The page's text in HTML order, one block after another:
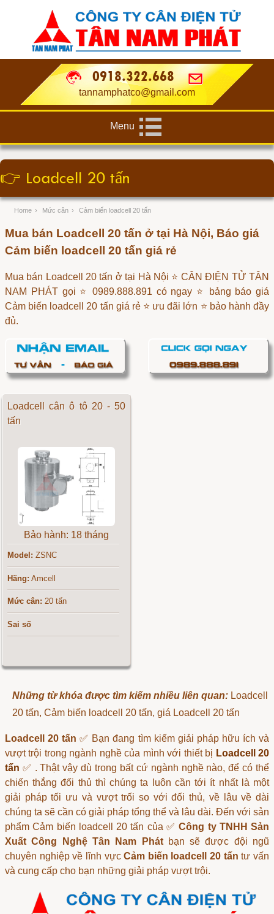
0918.322.668
tannamphatco@gmail.com
Menu
👉 Loadcell 20 tấn
Home › Mức cân › Cảm biến loadcell 20 tấn
Mua bán Loadcell 20 tấn ở tại Hà Nội, Báo giá
Cảm biến loadcell 20 tấn giá rẻ
Mua bán Loadcell 20 tấn ở tại Hà Nội ⭐ CÂN ĐIỆN TỬ TÂN
NAM PHÁT gọi ⭐ 0989.888.891 có ngay ⭐ bảng báo giá
Cảm biến loadcell 20 tấn giá rẻ ⭐ ưu đãi lớn ⭐ bảo hành đầy
đủ.
Loadcell cân ô tô 20 - 50
tấn
Bảo hành: 18 tháng
Model: ZSNC
Hãng: Amcell
Mức cân: 20 tấn
Sai số
Những từ khóa được tìm kiếm nhiều liên quan: Loadcell
20 tấn, Cảm biến loadcell 20 tấn, giá Loadcell 20 tấn
Loadcell 20 tấn ✅ Bạn đang tìm kiếm giải pháp hữu ích và
vượt trội trong ngành nghề của mình với thiết bị Loadcell 20
tấn ✅ . Thật vậy dù trong bất cứ ngành nghề nào, để có thể
chiến thắng đối thủ thì chúng ta luôn cần tới ít nhất là một
giải pháp tối ưu và vượt trối so với đối thủ, về lâu về dài
chúng ta sẽ cần có giải pháp tổng thể và lâu dài. Đến với sản
phẩmCảm biến loadcell 20 tấn của ✅Công ty TNHH Sản
Xuất Công Nghệ Tân Nam Phátbạn sẽ được đội ngũ
chuyên nghiệp về lĩnh vựcCảm biến loadcell 20 tấn tư vấn
và cung cấp cho bạn những giải pháp vượt trội.